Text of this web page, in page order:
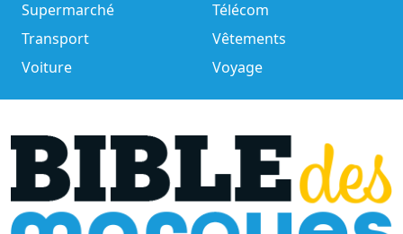
Supermarché
Télécom
Transport
Vêtements
Voiture
Voyage